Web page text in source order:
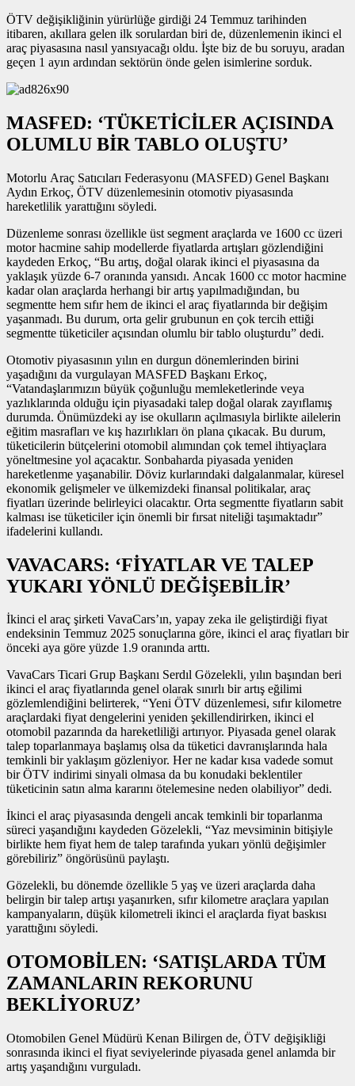
ÖTV değişikliğinin yürürlüğe girdiği 24 Temmuz tarihinden
itibaren, akıllara gelen ilk sorulardan biri de, düzenlemenin ikinci el
araç piyasasına nasıl yansıyacağı oldu. İşte biz de bu soruyu, aradan
geçen 1 ayın ardından sektörün önde gelen isimlerine sorduk.
MASFED: ‘TÜKETİCİLER AÇISINDA
OLUMLU BİR TABLO OLUŞTU’
Motorlu Araç Satıcıları Federasyonu (MASFED) Genel Başkanı
Aydın Erkoç, ÖTV düzenlemesinin otomotiv piyasasında
hareketlilik yarattığını söyledi.
Düzenleme sonrası özellikle üst segment araçlarda ve 1600 cc üzeri
motor hacmine sahip modellerde fiyatlarda artışları gözlendiğini
kaydeden Erkoç, “Bu artış, doğal olarak ikinci el piyasasına da
yaklaşık yüzde 6-7 oranında yansıdı. Ancak 1600 cc motor hacmine
kadar olan araçlarda herhangi bir artış yapılmadığından, bu
segmentte hem sıfır hem de ikinci el araç fiyatlarında bir değişim
yaşanmadı. Bu durum, orta gelir grubunun en çok tercih ettiği
segmentte tüketiciler açısından olumlu bir tablo oluşturdu” dedi.
Otomotiv piyasasının yılın en durgun dönemlerinden birini
yaşadığını da vurgulayan MASFED Başkanı Erkoç,
“Vatandaşlarımızın büyük çoğunluğu memleketlerinde veya
yazlıklarında olduğu için piyasadaki talep doğal olarak zayıflamış
durumda. Önümüzdeki ay ise okulların açılmasıyla birlikte ailelerin
eğitim masrafları ve kış hazırlıkları ön plana çıkacak. Bu durum,
tüketicilerin bütçelerini otomobil alımından çok temel ihtiyaçlara
yöneltmesine yol açacaktır. Sonbaharda piyasada yeniden
hareketlenme yaşanabilir. Döviz kurlarındaki dalgalanmalar, küresel
ekonomik gelişmeler ve ülkemizdeki finansal politikalar, araç
fiyatları üzerinde belirleyici olacaktır. Orta segmentte fiyatların sabit
kalması ise tüketiciler için önemli bir fırsat niteliği taşımaktadır”
ifadelerini kullandı.
VAVACARS: ‘FİYATLAR VE TALEP
YUKARI YÖNLÜ DEĞİŞEBİLİR’
İkinci el araç şirketi VavaCars’ın, yapay zeka ile geliştirdiği fiyat
endeksinin Temmuz 2025 sonuçlarına göre, ikinci el araç fiyatları bir
önceki aya göre yüzde 1.9 oranında arttı.
VavaCars Ticari Grup Başkanı Serdıl Gözelekli, yılın başından beri
ikinci el araç fiyatlarında genel olarak sınırlı bir artış eğilimi
gözlemlendiğini belirterek, “Yeni ÖTV düzenlemesi, sıfır kilometre
araçlardaki fiyat dengelerini yeniden şekillendirirken, ikinci el
otomobil pazarında da hareketliliği artırıyor. Piyasada genel olarak
talep toparlanmaya başlamış olsa da tüketici davranışlarında hala
temkinli bir yaklaşım gözleniyor. Her ne kadar kısa vadede somut
bir ÖTV indirimi sinyali olmasa da bu konudaki beklentiler
tüketicinin satın alma kararını ötelemesine neden olabiliyor” dedi.
İkinci el araç piyasasında dengeli ancak temkinli bir toparlanma
süreci yaşandığını kaydeden Gözelekli, “Yaz mevsiminin bitişiyle
birlikte hem fiyat hem de talep tarafında yukarı yönlü değişimler
görebiliriz” öngörüsünü paylaştı.
Gözelekli, bu dönemde özellikle 5 yaş ve üzeri araçlarda daha
belirgin bir talep artışı yaşanırken, sıfır kilometre araçlara yapılan
kampanyaların, düşük kilometreli ikinci el araçlarda fiyat baskısı
yarattığını söyledi.
OTOMOBİLEN: ‘SATIŞLARDA TÜM
ZAMANLARIN REKORUNU
BEKLİYORUZ’
Otomobilen Genel Müdürü Kenan Bilirgen de, ÖTV değişikliği
sonrasında ikinci el fiyat seviyelerinde piyasada genel anlamda bir
artış yaşandığını vurguladı.